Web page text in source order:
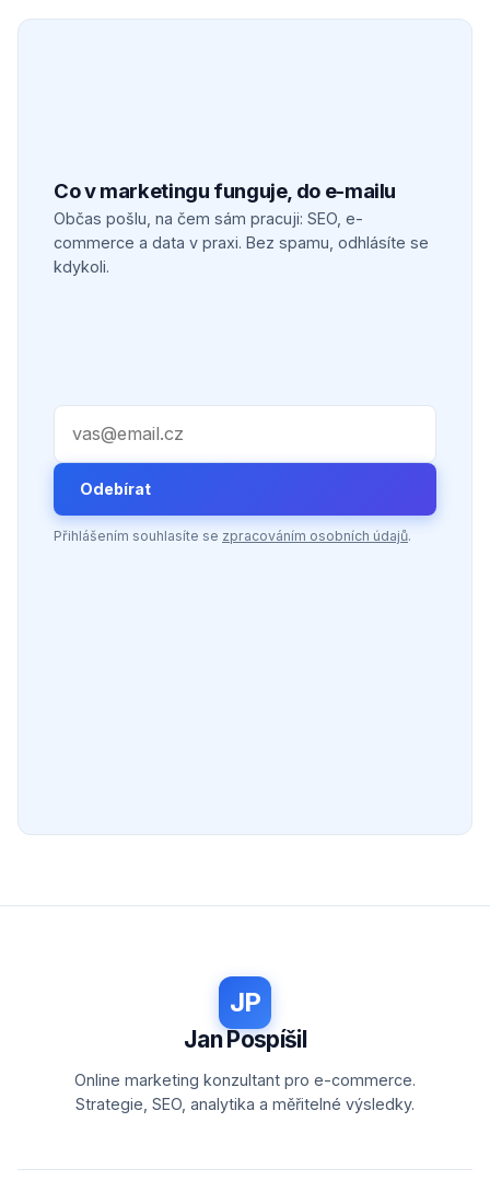
Co v marketingu funguje, do e-mailu
Občas pošlu, na čem sám pracuji: SEO, e-
commerce a data v praxi. Bez spamu, odhlásíte se
kdykoli.
Váš e-mail
Odebírat
Přihlášením souhlasíte se zpracováním osobních údajů.
JP
Jan Pospíšil
Online marketing konzultant pro e-commerce.
Strategie, SEO, analytika a měřitelné výsledky.